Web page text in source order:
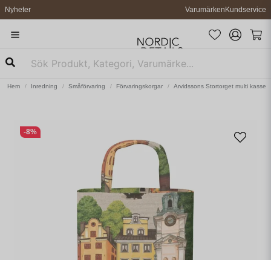
Nyheter VarumärkenKundservice
Hem Inredning Småförvaring Förvaringskorgar Arvidssons Stortorget multi kasse
-8%